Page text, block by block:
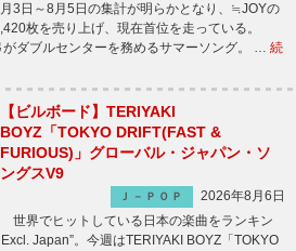
月3日～8月5日の集計が明らかとなり、≒JOYの
枚を売り上げ、現在首位を走っている。
ダブルセンターを務めるサマーソング。 … 続
【ビルボード】TERIYAKI
BOYZ「TOKYO DRIFT(FAST &
FURIOUS)」グローバル・ジャパン・ソ
ングスV9
Ｊ－ＰＯＰ
2026年8月6日
世界でヒットしている日本の楽曲をランキン
Japan”。今週はTERIYAKI BOYZ「TOKYO